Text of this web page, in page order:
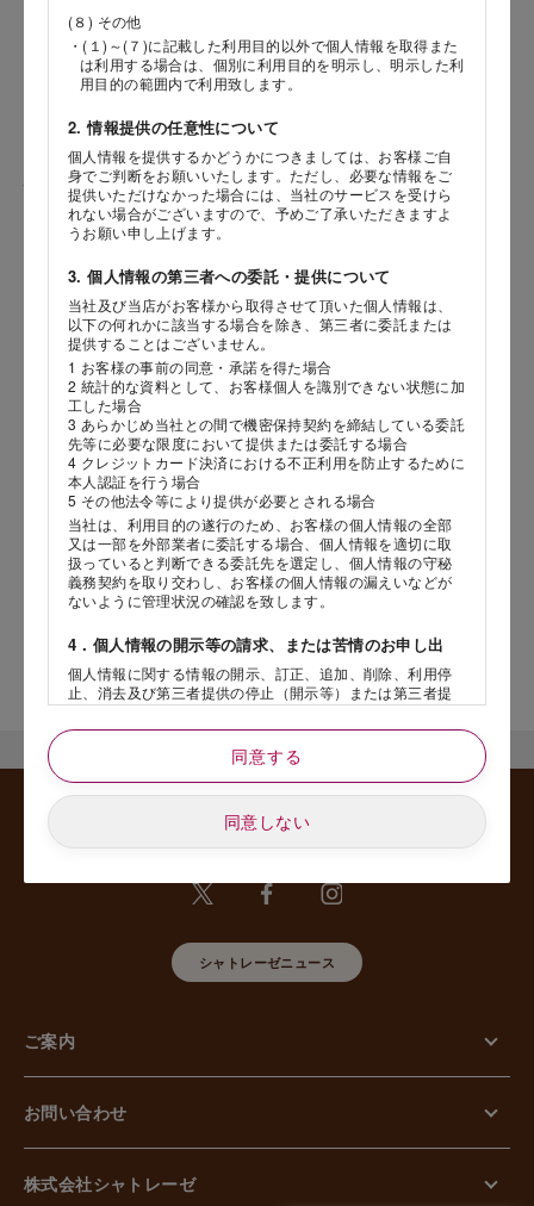
(８) その他
・(１)～(７)に記載した利用目的以外で個人情報を取得また
は利用する場合は、個別に利用目的を明示し、明示した利
用目的の範囲内で利用致します。
2. 情報提供の任意性について
個人情報を提供するかどうかにつきましては、お客様ご自
身でご判断をお願いいたします。ただし、必要な情報をご
提供いただけなかった場合には、当社のサービスを受けら
れない場合がございますので、予めご了承いただきますよ
うお願い申し上げます。
3. 個人情報の第三者への委託・提供について
当社及び当店がお客様から取得させて頂いた個人情報は、
以下の何れかに該当する場合を除き、第三者に委託または
提供することはございません。
1 お客様の事前の同意・承諾を得た場合
2 統計的な資料として、お客様個人を識別できない状態に加
工した場合
3 あらかじめ当社との間で機密保持契約を締結している委託
先等に必要な限度において提供または委託する場合
4 クレジットカード決済における不正利用を防止するために
本人認証を行う場合
5 その他法令等により提供が必要とされる場合
当社は、利用目的の遂行のため、お客様の個人情報の全部
又は一部を外部業者に委託する場合、個人情報を適切に取
扱っていると判断できる委託先を選定し、個人情報の守秘
義務契約を取り交わし、お客様の個人情報の漏えいなどが
ないように管理状況の確認を致します。
4．個人情報の開示等の請求、または苦情のお申し出
個人情報に関する情報の開示、訂正、追加、削除、利用停
止、消去及び第三者提供の停止（開示等）または第三者提
供記録の開示、若しくは利用目的の通知等（以下、「開示
等の請求」といいます）のご請求があった場合または苦情
のお申し出があった場合には、請求者がご本人であること
あるいは正式な代理人として認められる方であることを確
認させていただいたうえで、特別な理由のない限り合理的
5. 個人情報の安全管理のために講じた措置について
当社は外的環境を把握した上で個人情報の安全管理のため
に以下の措置をしております。
組織体制の整備、個人情報の取扱いに係る規律に従った運
用、個人情報の取扱い状況を確認する手段の整備、漏えい
等事案に対応する体制の整備、取扱い状況の把握及び安全
【人的安全管理措置】
期的な教育等を行っております。また、個人情報の秘密保
【物理的安全管理措置】
止、個人情報の削除及び機器、電子媒体等の廃棄に関し
て、必要な措置を講じています。
同意する
同意しない
番地以降
年
月 日
店舗サービスに関するお問い合わせにつきましては、内容欄に『店
舗名』を記載いただけますと幸いです。
シャトレーゼニュース
ご案内
お問い合わせ
株式会社シャトレーゼ
岳や末広がりを意味す
やつ時」という意味を込
。雄大な八ヶ岳山麓の自
れる、こだわりのスイー
海外 Overseas shops
Indonesia
Malaysia
Hong Kong
UAE
Thailand
Vietnam